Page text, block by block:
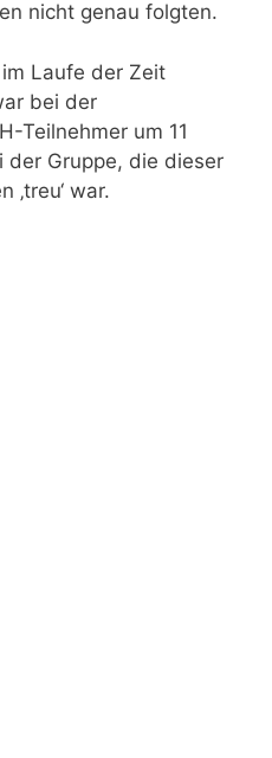
nicht genau folgten.
Laufe der Zeit
bei der
Teilnehmer um 11
der Gruppe, die dieser
‚treu‘ war.